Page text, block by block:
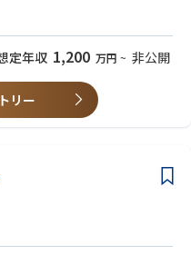
のみ入社後1～2年目に研修の一
問題ありません）
メーカーなどでの評価、試作、
報告を行った経験（DOE、統計
ません）
レポート作成の経験
い方
経験
定年収 1,200 万円 ~ 非公開
リー